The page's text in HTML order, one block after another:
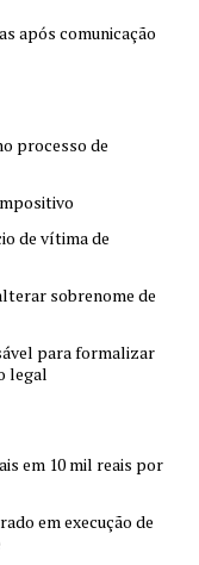
após comunicação
processo de
de vítima de
sobrenome de
para formalizar
legal
em 10 mil reais por
em execução de